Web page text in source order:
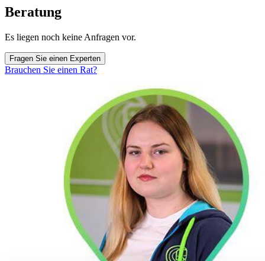
Beratung
Es liegen noch keine Anfragen vor.
Fragen Sie einen Experten
Brauchen Sie einen Rat?